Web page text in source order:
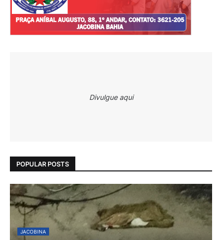
Divulgue aqui
POPULAR POSTS
JACOBINA